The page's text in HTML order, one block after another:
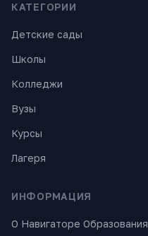
КАТЕГОРИИ
Детские сады
Школы
Колледжи
Вузы
Курсы
Лагеря
ИНФОРМАЦИЯ
О Навигаторе Образования